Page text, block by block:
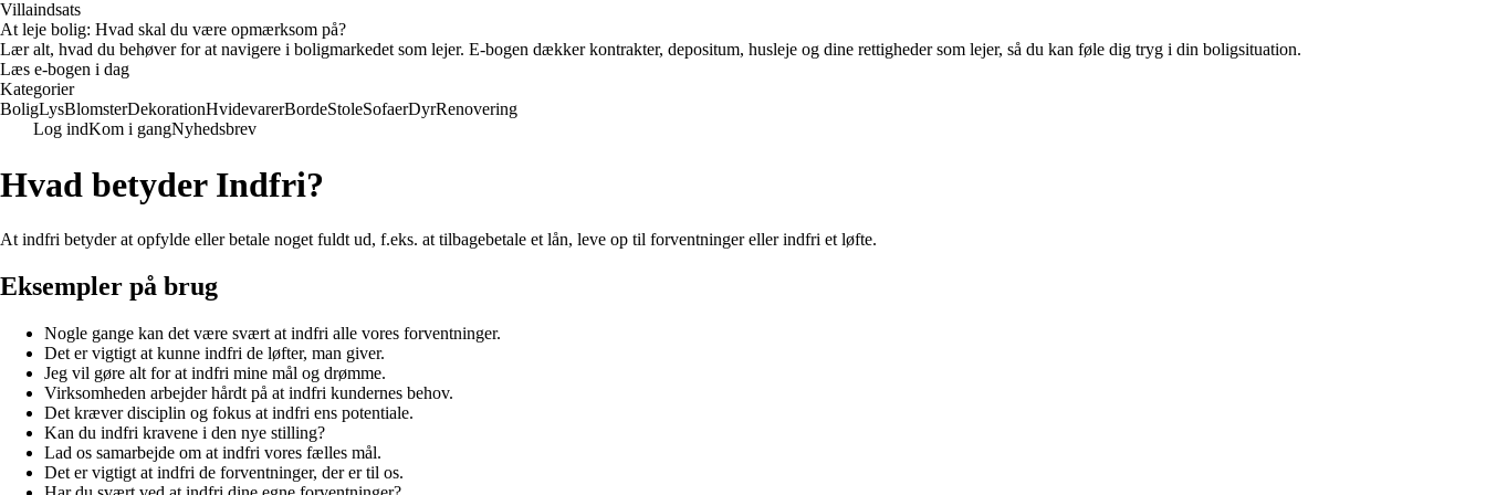
Villaindsats
At leje bolig: Hvad skal du være opmærksom på?
Lær alt, hvad du behøver for at navigere i boligmarkedet som lejer. E-bogen dækker kontrakter, depositum, husleje og dine rettigheder som lejer, så du kan føle dig tryg i din boligsituation.
Læs e-bogen i dag
Kategorier
BoligLysBlomsterDekorationHvidevarerBordeStoleSofaerDyrRenovering
Log indKom i gangNyhedsbrev
Hvad betyder Indfri?
At indfri betyder at opfylde eller betale noget fuldt ud, f.eks. at tilbagebetale et lån, leve op til forventninger eller indfri et løfte.
Eksempler på brug
Nogle gange kan det være svært at indfri alle vores forventninger.
Det er vigtigt at kunne indfri de løfter, man giver.
Jeg vil gøre alt for at indfri mine mål og drømme.
Virksomheden arbejder hårdt på at indfri kundernes behov.
Det kræver disciplin og fokus at indfri ens potentiale.
Kan du indfri kravene i den nye stilling?
Lad os samarbejde om at indfri vores fælles mål.
Det er vigtigt at indfri de forventninger, der er til os.